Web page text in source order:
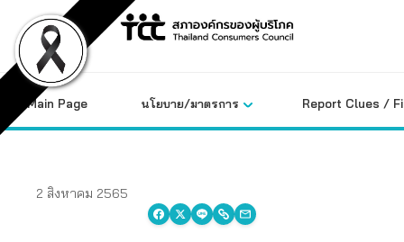
content
Main Page นโยบาย/มาตรการ Report Clues /
2 สิงหาคม 2565